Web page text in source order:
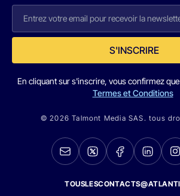
S'INSCRIRE
En cliquant sur s'inscrire, vous confirmez
Termes et Conditions
© 2026 Talmont Media SAS. tous